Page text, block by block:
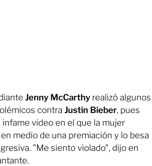
Jenny McCarthy realizó algunos
contra Justin Bieber, pues
video en el que la mujer
medio de una premiación y lo besa
"Me siento violado", dijo en